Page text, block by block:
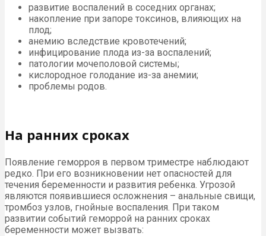
развитие воспалений в соседних органах;
накопление при запоре токсинов, влияющих на
плод;
анемию вследствие кровотечений;
инфицирование плода из-за воспалений;
патологии мочеполовой системы;
кислородное голодание из-за анемии;
проблемы родов.
На ранних сроках
Появление геморроя в первом триместре наблюдают
редко. При его возникновении нет опасностей для
течения беременности и развития ребенка. Угрозой
являются появившиеся осложнения – анальные свищи,
тромбоз узлов, гнойные воспаления. При таком
развитии событий геморрой на ранних сроках
беременности может вызвать: